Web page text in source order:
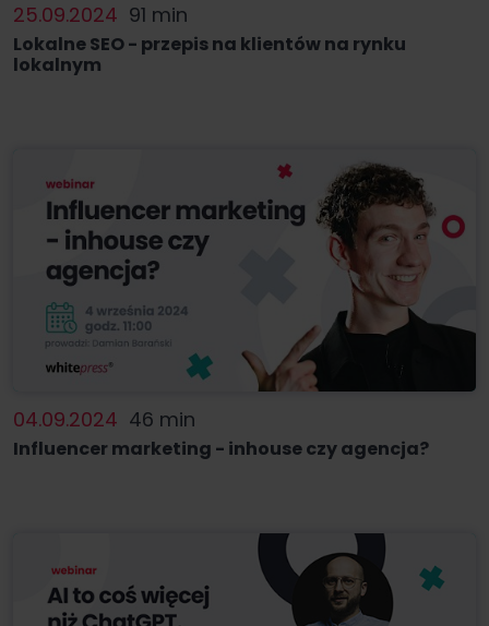
25.09.2024 91 min
Lokalne SEO - przepis na klientów na rynku
lokalnym
04.09.2024 46 min
Influencer marketing - inhouse czy agencja?